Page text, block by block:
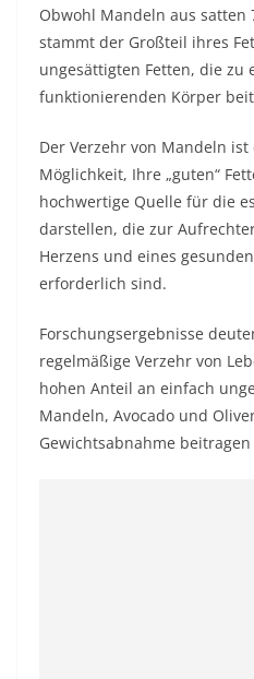
Obwohl Mandeln aus satten
stammt der Großteil ihres
ungesättigten Fetten, die zu
funktionierenden Körper
Der Verzehr von Mandeln
Möglichkeit, Ihre „guten“
hochwertige Quelle für die
darstellen, die zur
Herzens und eines
erforderlich sind.
Forschungsergebnisse
regelmäßige Verzehr von
hohen Anteil an einfach
Mandeln, Avocado und
Gewichtsabnahme beitragen